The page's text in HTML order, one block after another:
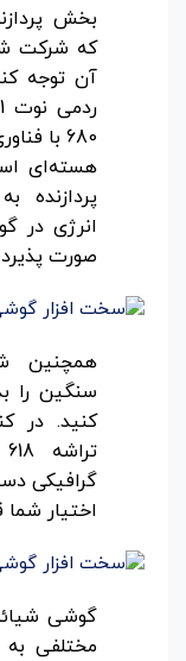
بخش
که شرکت
آن توجه
هسته‌ای
پردازنده
انرژی در
صورت پذیرد
همچنین
سنگین را
کنید. در
گرافیکی
اختیار شما